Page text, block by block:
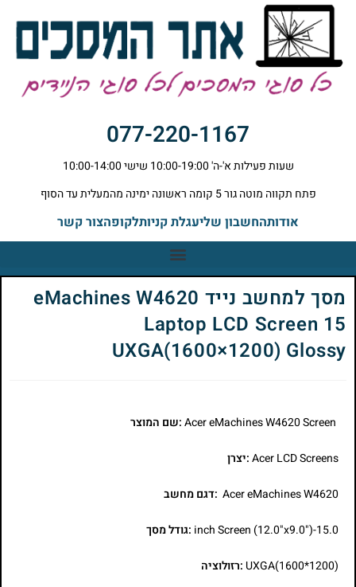
077-220-1167
שעות פעילות א'-ה' 10:00-19:00 שישי 10:00-14:00
פתח תקווה מוטה גור 5 קומה ראשונה ימינה מהמעלית עד הסוף
אודותהחשבון שליעגלת קניותלקופהצור קשר
מסך למחשב נייד eMachines W4620
Laptop LCD Screen 15
UXGA(1600×1200) Glossy
:שם המוצר
Acer LCD Screens:יצרן
Acer eMachines W4620 :דגם מחשב
15.0-inch Screen (12.0"x9.0") :גודל מסך
UXGA(1600*1200) :רזולוציה